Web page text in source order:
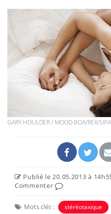
GARY HOULDER / MOOD BOA/REX/SIPA
Publié le 20.05.2013 à
Commenter
Mots clés : stéréotaxique